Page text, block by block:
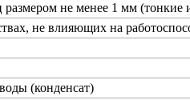
не менее 1 мм (тонкие
не влияющих на
(конденсат)